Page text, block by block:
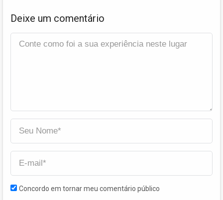
Deixe um comentário
Concordo em tornar meu comentário público